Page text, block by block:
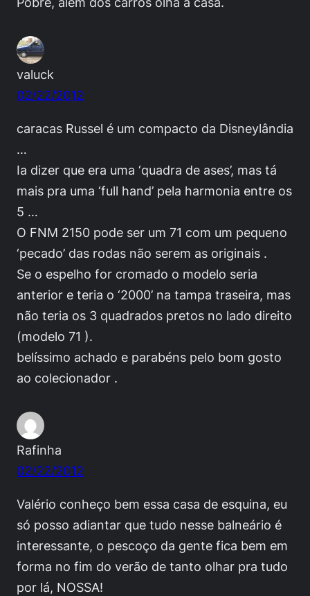
valuck
02/22/2012
caracas Russel é um compacto da Disneylândia
…
Ia dizer que era uma ‘quadra de ases’, mas tá
mais pra uma ‘full hand’ pela harmonia entre os
5 …
O FNM 2150 pode ser um 71 com um pequeno
‘pecado’ das rodas não serem as originais .
Se o espelho for cromado o modelo seria
anterior e teria o ‘2000’ na tampa traseira, mas
não teria os 3 quadrados pretos no lado direito
(modelo 71 ).
belíssimo achado e parabéns pelo bom gosto
ao colecionador .
Rafinha
02/22/2012
Valério conheço bem essa casa de esquina, eu
só posso adiantar que tudo nesse balneário é
interessante, o pescoço da gente fica bem em
forma no fim do verão de tanto olhar pra tudo
por lá, NOSSA!